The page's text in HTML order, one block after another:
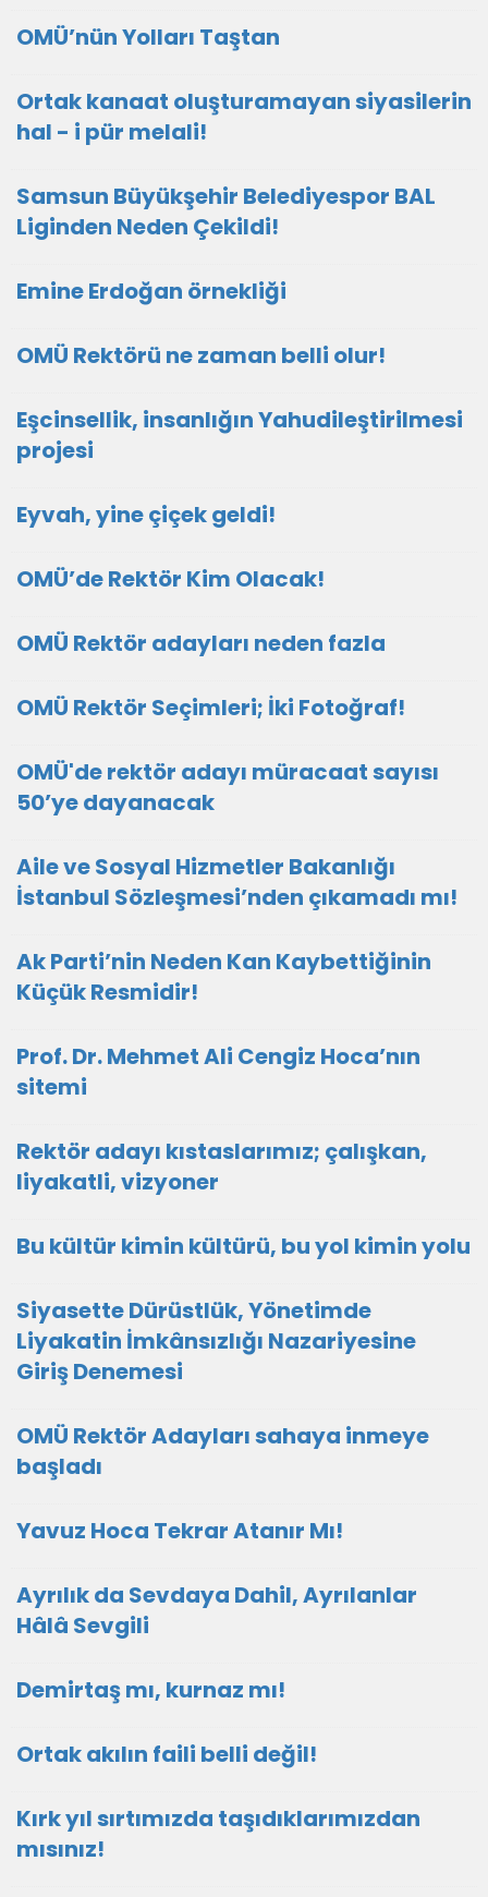
OMÜ’nün Yolları Taştan
Ortak kanaat oluşturamayan siyasilerin
hal - i pür melali!
Samsun Büyükşehir Belediyespor BAL
Liginden Neden Çekildi!
Emine Erdoğan örnekliği
OMÜ Rektörü ne zaman belli olur!
Eşcinsellik, insanlığın Yahudileştirilmesi
projesi
Eyvah, yine çiçek geldi!
OMÜ’de Rektör Kim Olacak!
OMÜ Rektör adayları neden fazla
OMÜ Rektör Seçimleri; İki Fotoğraf!
OMÜ'de rektör adayı müracaat sayısı
50’ye dayanacak
Aile ve Sosyal Hizmetler Bakanlığı
İstanbul Sözleşmesi’nden çıkamadı mı!
Ak Parti’nin Neden Kan Kaybettiğinin
Küçük Resmidir!
Prof. Dr. Mehmet Ali Cengiz Hoca’nın
sitemi
Rektör adayı kıstaslarımız; çalışkan,
liyakatli, vizyoner
Bu kültür kimin kültürü, bu yol kimin yolu
Siyasette Dürüstlük, Yönetimde
Liyakatin İmkânsızlığı Nazariyesine
Giriş Denemesi
OMÜ Rektör Adayları sahaya inmeye
başladı
Yavuz Hoca Tekrar Atanır Mı!
Ayrılık da Sevdaya Dahil, Ayrılanlar
Hâlâ Sevgili
Demirtaş mı, kurnaz mı!
Ortak akılın faili belli değil!
Kırk yıl sırtımızda taşıdıklarımızdan
mısınız!